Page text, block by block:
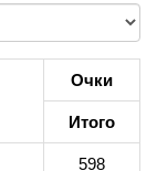
Очки
Итого
598